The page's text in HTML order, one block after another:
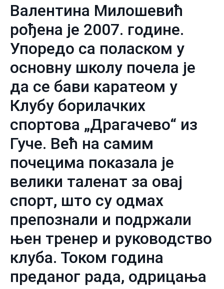
Валентина Милошевић
рођена је 2007. године.
Упоредо са поласком у
основну школу почела је
да се бави каратеом у
Клубу борилачких
спортова „Драгачево“ из
Гуче. Већ на самим
почецима показала је
велики таленат за овај
спорт, што су одмах
препознали и подржали
њен тренер и руководство
клуба. Током година
преданог рада, одрицања